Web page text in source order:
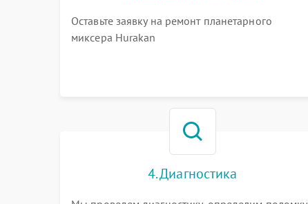
Оставьте заявку на ремонт планетарного
миксера Hurakan
4. Диагностика